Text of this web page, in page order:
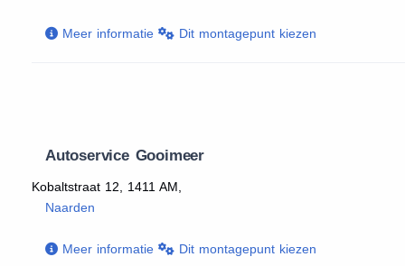
Meer informatie Dit montagepunt kiezen
Autoservice Gooimeer
Kobaltstraat 12, 1411 AM,
Naarden
Meer informatie Dit montagepunt kiezen